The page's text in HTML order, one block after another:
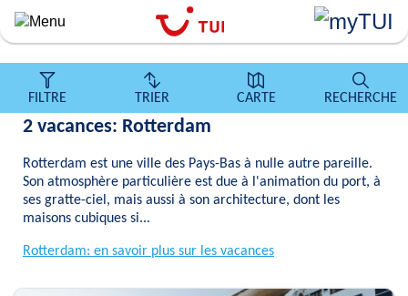
Aller
contenu
principal
FILTRE TRIER CARTE RECHERCHE
2 vacances: Rotterdam
Rotterdam est une ville des Pays-Bas à nulle autre pareille.
Son atmosphère particulière est due à l'animation du port, à
ses gratte-ciel, mais aussi à son architecture, dont les
maisons cubiques si...
Rotterdam: en savoir plus sur les vacances